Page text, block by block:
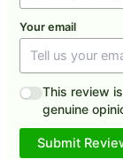
Your email
This review
genuine
Submit